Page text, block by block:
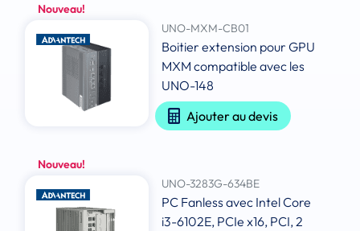
Nouveau!
UNO-MXM-CB01
Boitier extension pour GPU
MXM compatible avec les
UNO-148
Ajouter au devis
Nouveau!
UNO-3283G-634BE
PC Fanless avec Intel Core
i3-6102E, PCIe x16, PCI, 2